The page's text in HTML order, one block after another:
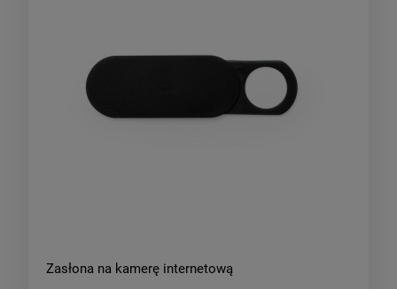
Zasłona na kamerę internetową